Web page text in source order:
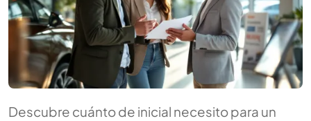
Descubre cuánto de inicial necesito para un